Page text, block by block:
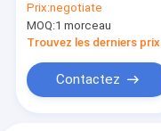
d'Electical avec Rod
de cuivre
Prix:negotiate
MOQ:1 morceau
Trouvez les derniers prix
Contactez